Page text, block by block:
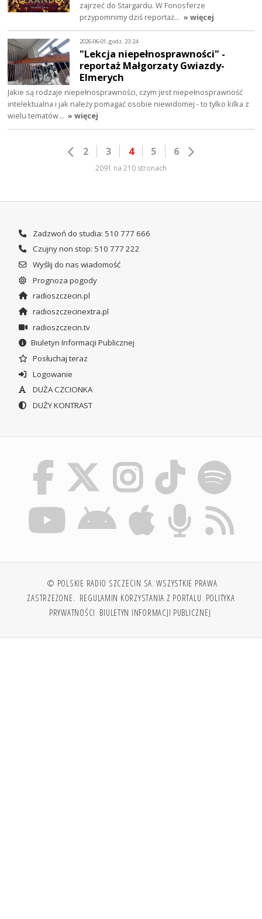
zajrzeć do Stargardu. W Fonosferze
przypomnimy dziś reportaż… » więcej
2026-06-01, godz. 23:24
"Lekcja niepełnosprawności" -
reportaż Małgorzaty Gwiazdy-
Elmerych
Jakie są rodzaje niepełnosprawności, czym jest niepełnosprawność
intelektualna i jak należy pomagać osobie niewidomej - to tylko kilka z
wielu tematów… » więcej
2 3 4 5 6
2091 na 210 stronach
Zadzwoń do studia: 510 777 666
Czujny non stop: 510 777 222
Wyślij do nas wiadomość
Prognoza pogody
radioszczecin.pl
radioszczecinextra.pl
radioszczecin.tv
Biuletyn Informacji Publicznej
Posłuchaj teraz
Logowanie
DUŻA CZCIONKA
DUŻY KONTRAST
© POLSKIE RADIO SZCZECIN SA. WSZYSTKIE PRAWA
ZASTRZEŻONE. REGULAMIN KORZYSTANIA Z PORTALU POLITYKA
PRYWATNOŚCI BIULETYN INFORMACJI PUBLICZNEJ